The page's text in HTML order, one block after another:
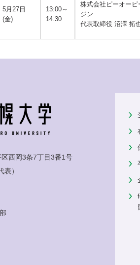
5月27日
(金)
13:00～
14:30
株式会社ピーオーピ
ジン
代表取締役 沼澤 拓
西岡3条7丁目3番1号
表）